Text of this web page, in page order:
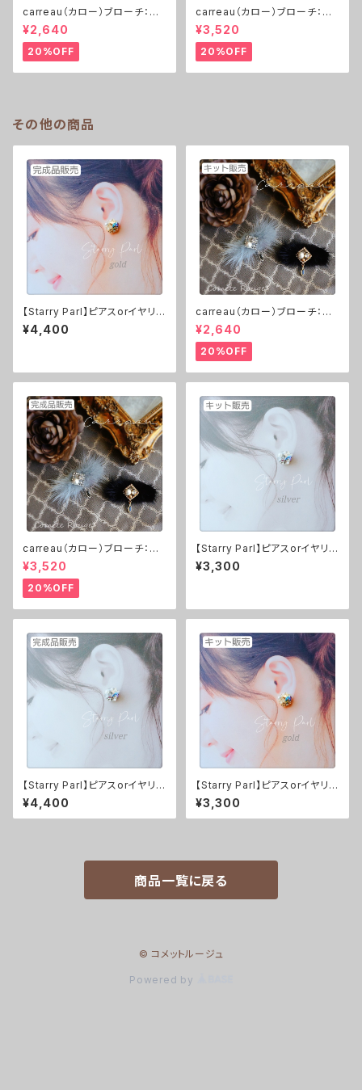
carreau（カロー）ブローチ：ゴ
ールド or シルバー ※レシピ
付きキット
¥2,640
20%OFF
carreau（カロー）ブローチ：ゴ
ールド or シルバー ※完成品
¥3,520
20%OFF
その他の商品
【Starry Parl】ピアスorイヤリン
グ（gold） ※完成品
¥4,400
carreau（カロー）ブローチ：ゴ
ールド or シルバー ※レシピ
付きキット
¥2,640
20%OFF
carreau（カロー）ブローチ：ゴ
ールド or シルバー ※完成品
¥3,520
20%OFF
【Starry Parl】ピアスorイヤリン
グ（silver） ※レシピ付きキット
¥3,300
【Starry Parl】ピアスorイヤリン
グ（silver） ※完成品
¥4,400
【Starry Parl】ピアスorイヤリン
グ（gold） ※レシピ付きキット
¥3,300
商品一覧に戻る
© コメットルージュ
Powered by